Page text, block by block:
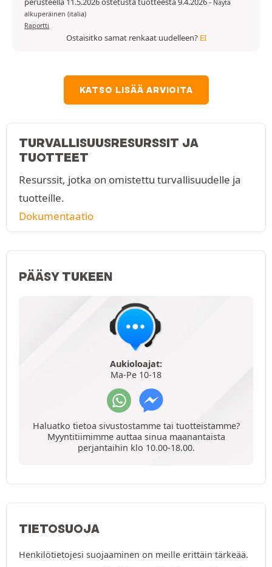
Näytä
alkuperäinen (italia)
Raportti
Ostaisitko samat renkaat uudelleen? EI
KATSO LISÄÄ ARVIOITA
TURVALLISUUSRESURSSIT JA
TUOTTEET
Resurssit, jotka on omistettu turvallisuudelle ja
tuotteille.
Dokumentaatio
PÄÄSY TUKEEN
Aukioloajat:
Ma-Pe 10-18
Haluatko tietoa sivustostamme tai tuotteistamme?
Myyntitiimimme auttaa sinua maanantaista
perjantaihin klo 10.00-18.00.
TIETOSUOJA
Henkilötietojesi suojaaminen on meille erittäin tärkeää.